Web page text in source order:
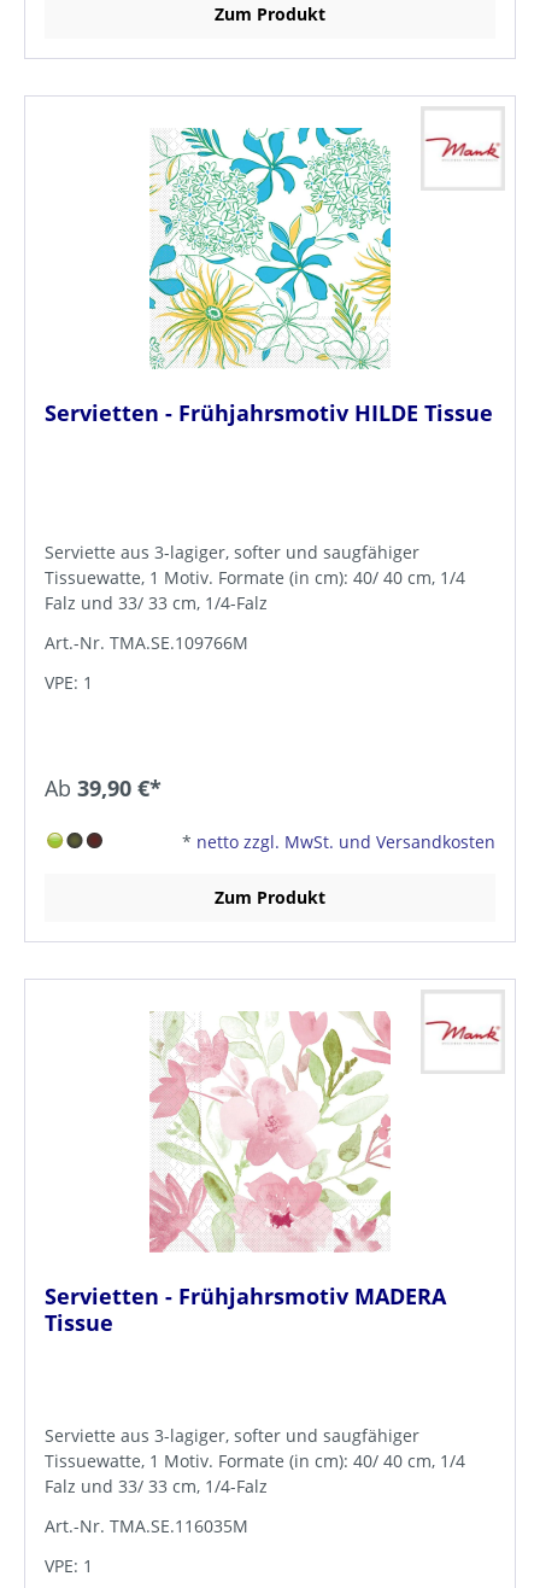
Zum Produkt
Servietten - Frühjahrsmotiv HILDE Tissue
Serviette aus 3-lagiger, softer und saugfähiger
Tissuewatte, 1 Motiv. Formate (in cm): 40/ 40 cm, 1/4
Falz und 33/ 33 cm, 1/4-Falz
Art.-Nr. TMA.SE.109766M
VPE: 1
Ab 39,90 €*
* netto zzgl. MwSt. und Versandkosten
Zum Produkt
Servietten - Frühjahrsmotiv MADERA
Tissue
Serviette aus 3-lagiger, softer und saugfähiger
Tissuewatte, 1 Motiv. Formate (in cm): 40/ 40 cm, 1/4
Falz und 33/ 33 cm, 1/4-Falz
Art.-Nr. TMA.SE.116035M
VPE: 1